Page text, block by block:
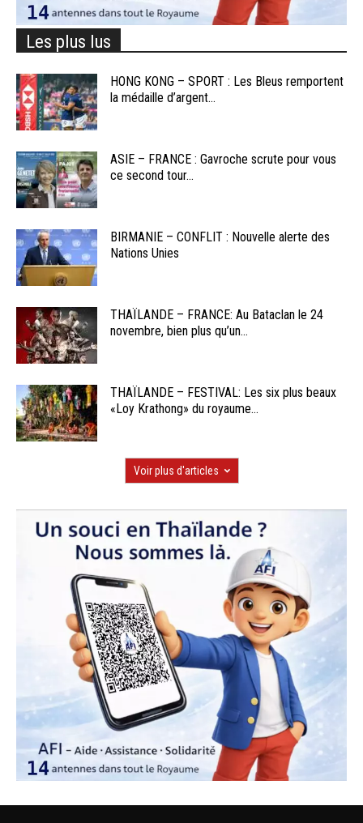
Les plus lus
HONG KONG – SPORT : Les Bleus remportent
la médaille d’argent...
ASIE – FRANCE : Gavroche scrute pour vous
ce second tour...
BIRMANIE – CONFLIT : Nouvelle alerte des
Nations Unies
THAÏLANDE – FRANCE: Au Bataclan le 24
novembre, bien plus qu’un...
THAÏLANDE – FESTIVAL: Les six plus beaux
«Loy Krathong» du royaume...
Voir plus d'articles